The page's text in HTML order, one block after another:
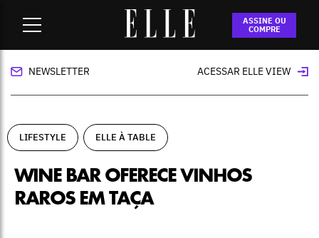
ASSINE OU
COMPRE
Wine bar oferece vinhos raros em taça
NEWSLETTER ACESSAR ELLE VIEW
LIFESTYLE ELLE À TABLE
WINE BAR OFERECE VINHOS
RAROS EM TAÇA